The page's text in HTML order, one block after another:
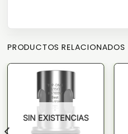
PRODUCTOS RELACIONADOS
SIN EXISTENCIAS